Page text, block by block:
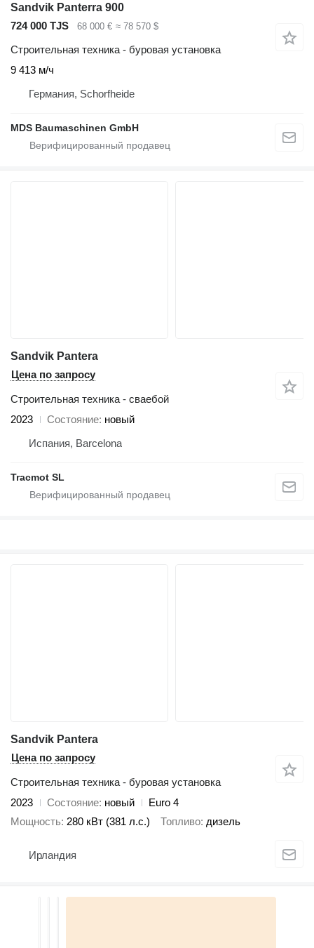
Sandvik Panterra 900
724 000 TJS
68 000 € ≈ 78 570 $
Строительная техника - буровая установка
9 413 м/ч
Германия, Schorfheide
MDS Baumaschinen GmbH
Sandvik Pantera
Цена по запросу
Строительная техника - сваебой
2023
Состояние новый
Испания, Barcelona
Tracmot SL
Sandvik Pantera
Цена по запросу
Строительная техника - буровая установка
2023
Состояние новый
Euro 4
Мощность 280 кВт (381 л.с.) Топливо дизель
Ирландия